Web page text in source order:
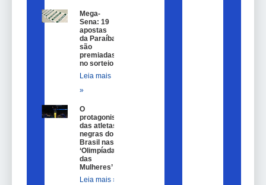
Mega-
Sena: 19
apostas
da Paraíba
são
premiadas
no sorteio
Leia mais
»
O
protagonismo
das atletas
negras do
Brasil nas
‘Olimpíadas
das
Mulheres’
Leia mais »